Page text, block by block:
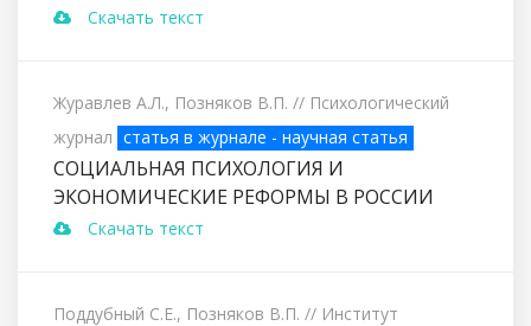
Скачать текст
Журавлев А.Л., Позняков В.П. // Психологический
журнал статья в журнале - научная статья
СОЦИАЛЬНАЯ ПСИХОЛОГИЯ И
ЭКОНОМИЧЕСКИЕ РЕФОРМЫ В РОССИИ
Скачать текст
Поддубный С.Е., Позняков В.П. // Институт